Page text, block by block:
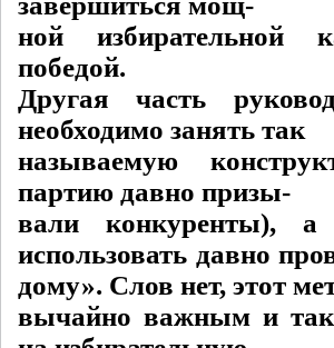
ной избирательной
победой.
Другая часть
необходимо занять так
называемую
партию давно призы-
вали конкуренты),
использовать давно
дому». Слов нет, этот
вычайно важным и